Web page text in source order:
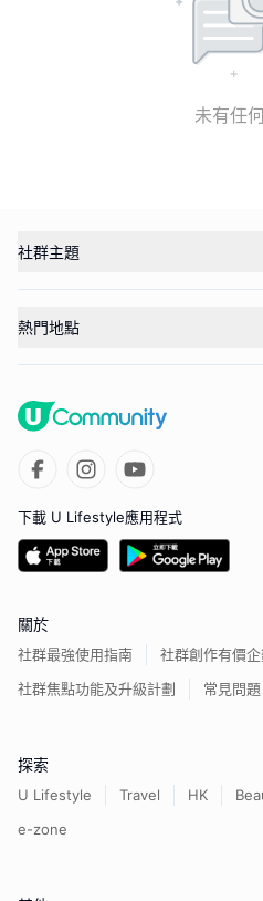
未有任
社群主題
熱門地點
下載 U Lifestyle應用程式
關於
社群最強使用指南
社群創作有價企
社群焦點功能及升級計劃
常見問題
探索
U Lifestyle Travel HK
e-zone